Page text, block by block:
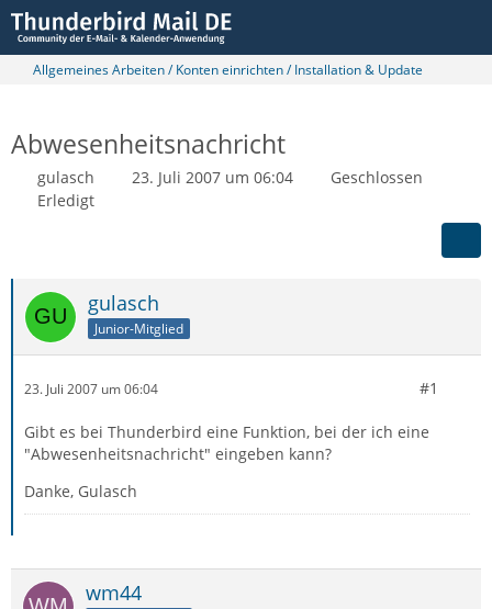
Allgemeines Arbeiten / Konten einrichten / Installation & Update
Abwesenheitsnachricht
gulasch 23. Juli 2007 um 06:04
Geschlossen
Erledigt
gulasch
Junior-Mitglied
23. Juli 2007 um 06:04 #1
Gibt es bei Thunderbird eine Funktion, bei der ich eine
"Abwesenheitsnachricht" eingeben kann?
Danke, Gulasch
wm44